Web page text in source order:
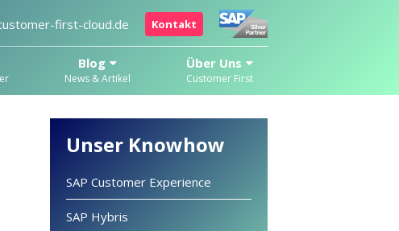
first-cloud.de Kontakt
Blog
News & Artikel
Über Uns
Customer First
Unser Knowhow
SAP Customer Experience
SAP Hybris